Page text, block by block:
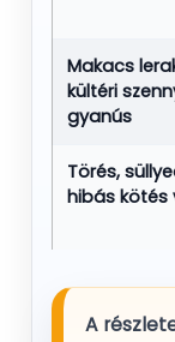
Makacs
kültéri
gyanús
Törés,
hibás kötés
A